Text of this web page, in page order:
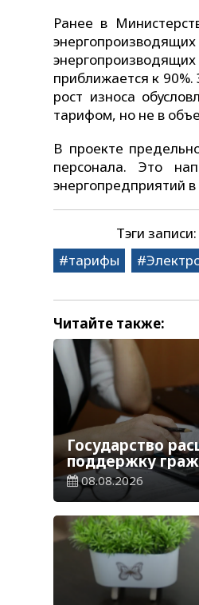
Ранее в
приближается к
рост износа
тарифом, но не в
В проекте
персонала. Это
энергопредприятий
Тэги записи:
тарифы
Читайте также:
Государство
поддержку
переезжающих
регионы для
08.08.2026